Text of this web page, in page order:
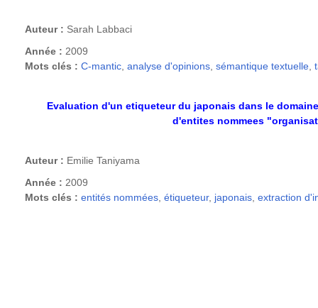
Auteur : Sarah Labbaci
Année : 2009
Mots clés : C-mantic analyse d'opinions sémantique textuelle
Evaluation d'un etiqueteur du japonais dans le
d'entites nommees
Auteur : Emilie Taniyama
Année : 2009
Mots clés : entités nommées étiqueteur, japonais extraction